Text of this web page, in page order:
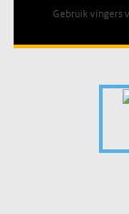
Gebruik vingers